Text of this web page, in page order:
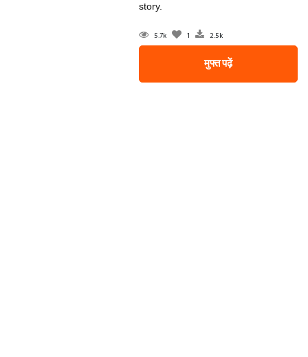
story.
5.7k 1 2.5k
मुफ्त पढ़ें